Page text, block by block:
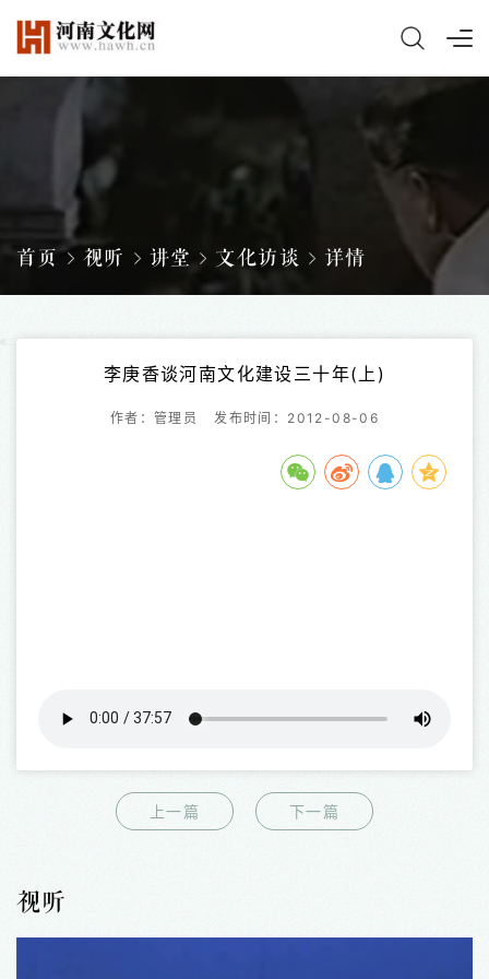
首页 视听 讲堂 文化访谈 详情
李庚香谈河南文化建设三十年(上)
作者：管理员 发布时间：2012-08-06
上一篇 下一篇
视听